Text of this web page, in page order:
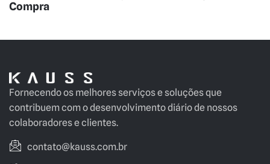
Compra
Fornecendo os melhores serviços e soluções que
contribuem com o desenvolvimento diário de nossos
colaboradores e clientes.
contato@kauss.com.br